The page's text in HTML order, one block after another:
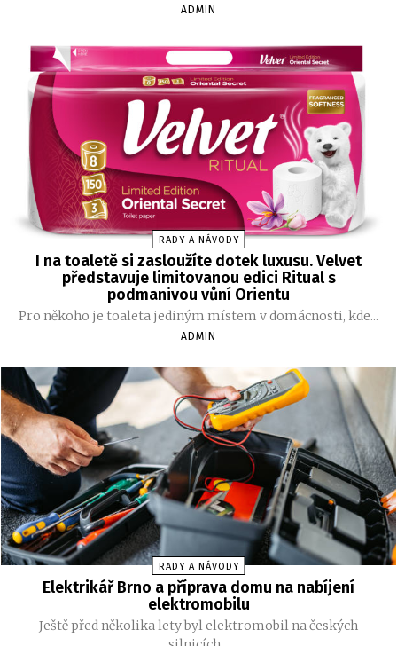
ADMIN
RADY A NÁVODY
I na toaletě si zasloužíte dotek luxusu. Velvet
představuje limitovanou edici Ritual s
podmanivou vůní Orientu
Pro někoho je toaleta jediným místem v domácnosti, kde...
ADMIN
RADY A NÁVODY
Elektrikář Brno a příprava domu na nabíjení
elektromobilu
Ještě před několika lety byl elektromobil na českých